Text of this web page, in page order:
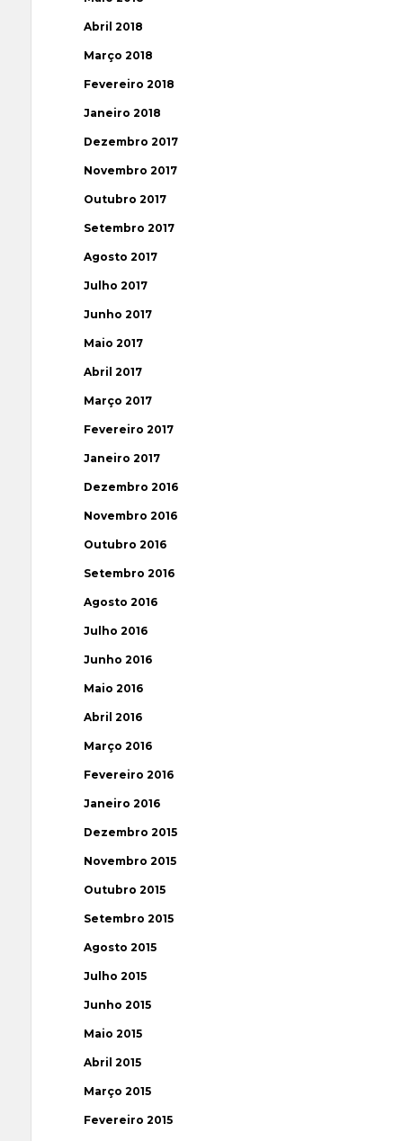
Abril 2018
Março 2018
Fevereiro 2018
Janeiro 2018
Dezembro 2017
Novembro 2017
Outubro 2017
Setembro 2017
Agosto 2017
Julho 2017
Junho 2017
Maio 2017
Abril 2017
Março 2017
Fevereiro 2017
Janeiro 2017
Dezembro 2016
Novembro 2016
Outubro 2016
Setembro 2016
Agosto 2016
Julho 2016
Junho 2016
Maio 2016
Abril 2016
Março 2016
Fevereiro 2016
Janeiro 2016
Dezembro 2015
Novembro 2015
Outubro 2015
Setembro 2015
Agosto 2015
Julho 2015
Junho 2015
Maio 2015
Abril 2015
Março 2015
Fevereiro 2015